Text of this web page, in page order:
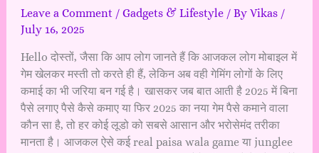
Leave a Comment / Gadgets & Lifestyle/ By Vikas /
July 16, 2025
Hello दोस्तों, जैसा कि आप लोग जानते हैं कि आजकल लोग मोबाइल में
गेम खेलकर मस्ती तो करते ही हैं, लेकिन अब वही गेमिंग लोगों के लिए
कमाई का भी जरिया बन गई है। खासकर जब बात आती है 2025 में बिना
पैसे लगाए पैसे कैसे कमाए या फिर 2025 का नया गेम पैसे कमाने वाला
कौन सा है, तो हर कोई लूडो को सबसे आसान और भरोसेमंद तरीका
मानता है। आजकल ऐसे कई real paisa wala game या junglee